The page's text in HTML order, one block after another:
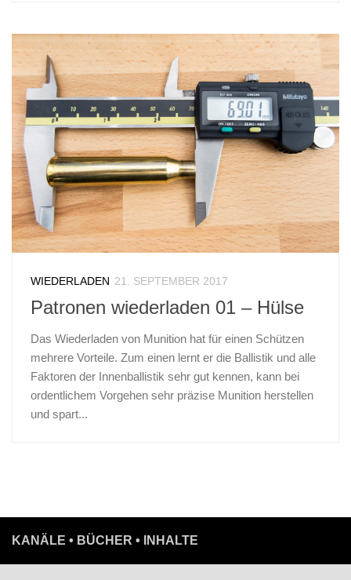
WIEDERLADEN 21. SEPTEMBER 2017
Patronen wiederladen 01 – Hülse
Das Wiederladen von Munition hat für einen Schützen
mehrere Vorteile. Zum einen lernt er die Ballistik und alle
Faktoren der Innenballistik sehr gut kennen, kann bei
ordentlichem Vorgehen sehr präzise Munition herstellen
und spart...
KANÄLE • BÜCHER • INHALTE